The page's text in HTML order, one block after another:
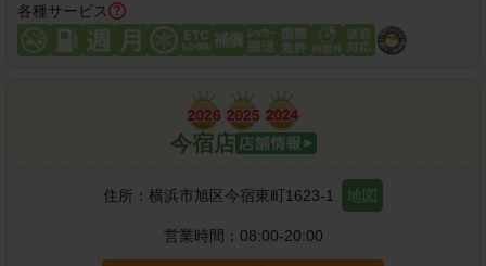
各種サービス
今宿店
住所： 横浜市旭区今宿東町1623-1 地図
営業時間： 08:00-20:00